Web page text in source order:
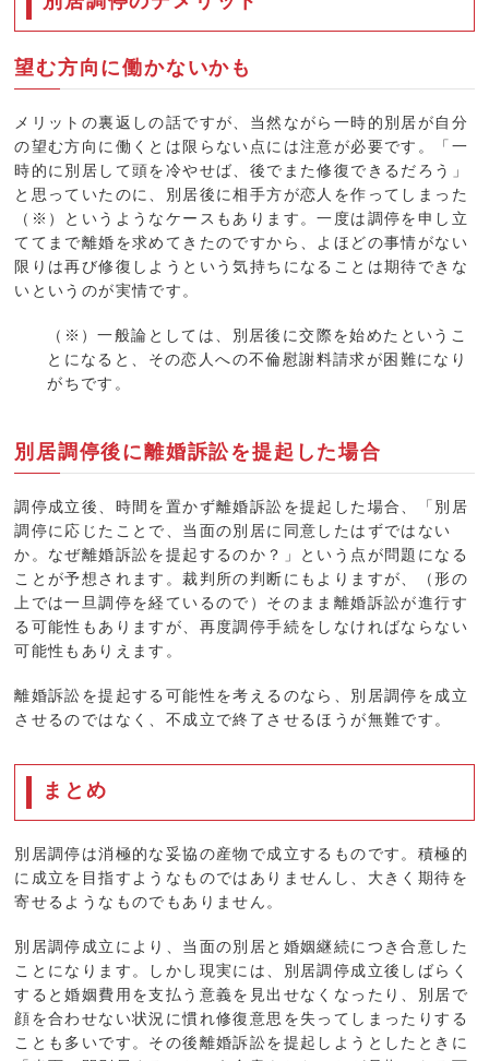
望む方向に働かないかも
メリットの裏返しの話ですが、当然ながら一時的別居が自分
の望む方向に働くとは限らない点には注意が必要です。「一
時的に別居して頭を冷やせば、後でまた修復できるだろう」
と思っていたのに、別居後に相手方が恋人を作ってしまった
（※）というようなケースもあります。一度は調停を申し立
ててまで離婚を求めてきたのですから、よほどの事情がない
限りは再び修復しようという気持ちになることは期待できな
いというのが実情です。
（※）一般論としては、別居後に交際を始めたというこ
とになると、その恋人への不倫慰謝料請求が困難になり
がちです。
別居調停後に離婚訴訟を提起した場合
調停成立後、時間を置かず離婚訴訟を提起した場合、「別居
調停に応じたことで、当面の別居に同意したはずではない
か。なぜ離婚訴訟を提起するのか？」という点が問題になる
ことが予想されます。裁判所の判断にもよりますが、（形の
上では一旦調停を経ているので）そのまま離婚訴訟が進行す
る可能性もありますが、再度調停手続をしなければならない
可能性もありえます。
離婚訴訟を提起する可能性を考えるのなら、別居調停を成立
させるのではなく、不成立で終了させるほうが無難です。
まとめ
別居調停は消極的な妥協の産物で成立するものです。積極的
に成立を目指すようなものではありませんし、大きく期待を
寄せるようなものでもありません。
別居調停成立により、当面の別居と婚姻継続につき合意した
ことになります。しかし現実には、別居調停成立後しばらく
すると婚姻費用を支払う意義を見出せなくなったり、別居で
顔を合わせない状況に慣れ修復意思を失ってしまったりする
ことも多いです。その後離婚訴訟を提起しようとしたときに